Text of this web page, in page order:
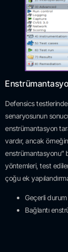
Defensics testlerinde
senaryosunun
enstrümantasyon
vardır, ancak
enstrümantasyonu”
yöntemleri, test
çoğu ek
Geçerli
Bağlantı